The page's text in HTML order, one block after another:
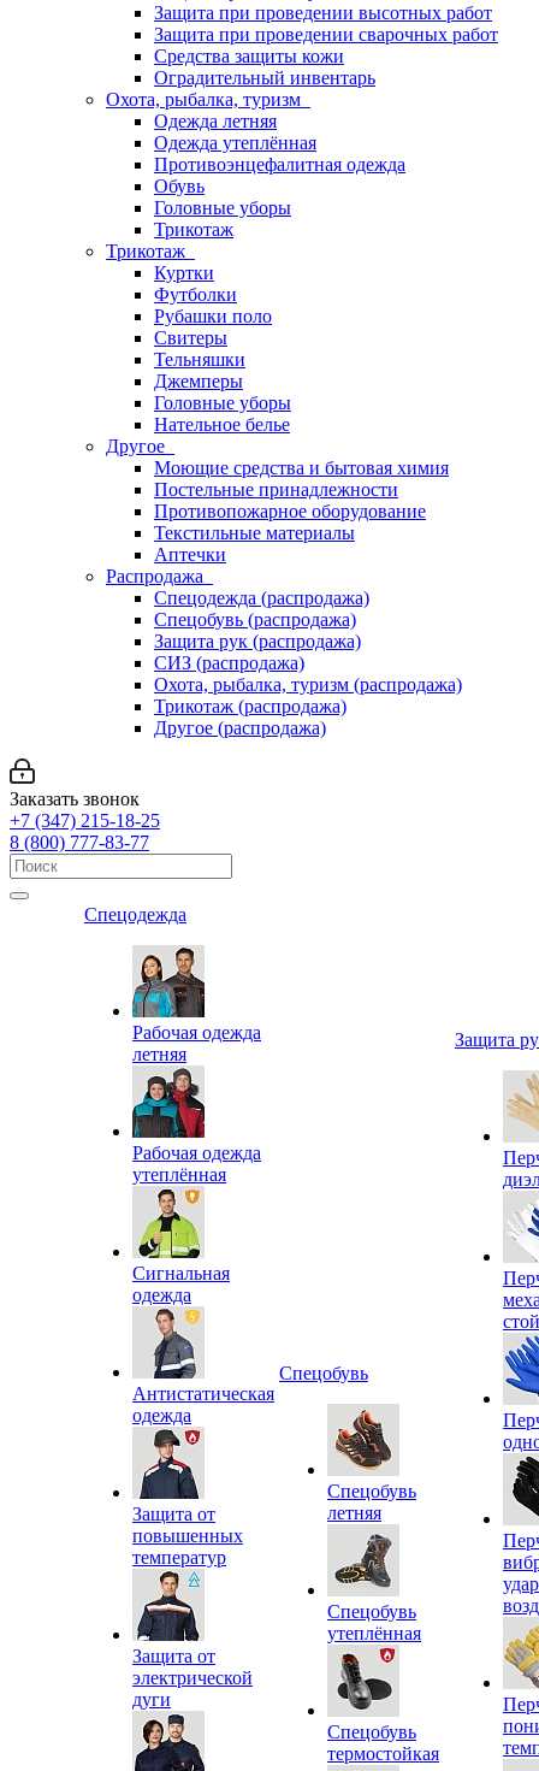
Защита при проведении высотных работ
Защита при проведении сварочных работ
Средства защиты кожи
Оградительный инвентарь
Охота, рыбалка, туризм
Одежда летняя
Одежда утеплённая
Противоэнцефалитная одежда
Обувь
Головные уборы
Трикотаж
Трикотаж
Куртки
Футболки
Рубашки поло
Свитеры
Тельняшки
Джемперы
Головные уборы
Нательное белье
Другое
Моющие средства и бытовая химия
Постельные принадлежности
Противопожарное оборудование
Текстильные материалы
Аптечки
Распродажа
Спецодежда (распродажа)
Спецобувь (распродажа)
Защита рук (распродажа)
СИЗ (распродажа)
Охота, рыбалка, туризм (распродажа)
Трикотаж (распродажа)
Другое (распродажа)
Заказать звонок
+7 (347) 215-18-25
8 (800) 777-83-77
Спецодежда
Рабочая одежда
летняя
Рабочая одежда
утеплённая
Сигнальная
одежда
Антистатическая
одежда
Защита от
повышенных
температур
Защита от
электрической
дуги
Спецобувь
Спецобувь
летняя
Спецобувь
утеплённая
Спецобувь
термостойкая
Защита